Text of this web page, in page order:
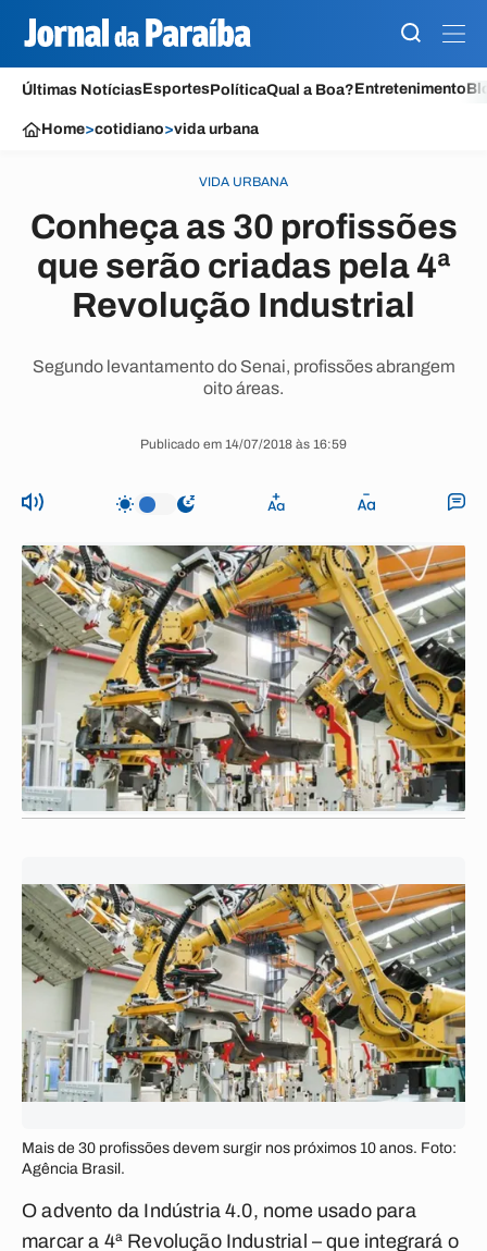
Últimas NotíciasEsportesPolíticaQual a Boa?Entretenimento
Home>cotidiano>vida urbana
VIDA URBANA
Conheça as 30 profissões
que serão criadas pela 4ª
Revolução Industrial
Segundo levantamento do Senai, profissões abrangem
oito áreas.
Publicado em 14/07/2018 às 16:59
Mais de 30 profissões devem surgir nos próximos 10 anos. Foto:
Agência Brasil.
O advento da Indústria 4.0, nome usado para
marcar a 4ª Revolução Industrial – que integrará o